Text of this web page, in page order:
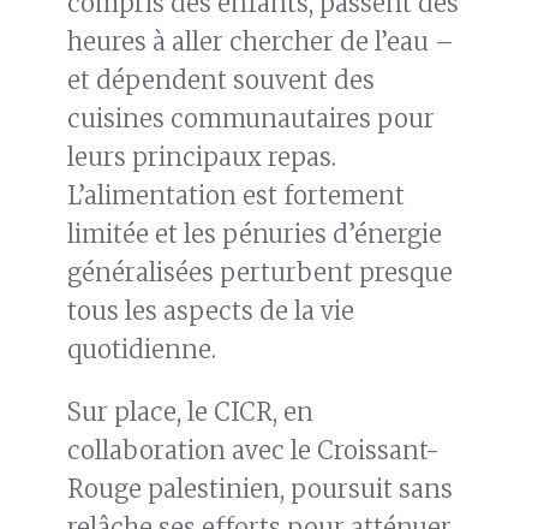
heures à aller chercher de l’eau –
et dépendent souvent des
cuisines communautaires pour
leurs principaux repas.
L’alimentation est fortement
limitée et les pénuries d’énergie
généralisées perturbent presque
tous les aspects de la vie
quotidienne.
Sur place, le CICR, en
collaboration avec le Croissant-
Rouge palestinien, poursuit sans